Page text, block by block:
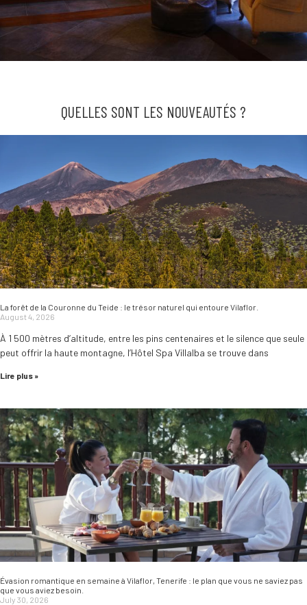
QUELLES SONT LES NOUVEAUTÉS ?
La forêt de la Couronne du Teide : le trésor naturel qui entoure Vilaflor.
August 4, 2026
À 1 500 mètres d’altitude, entre les pins centenaires et le silence que seule
peut offrir la haute montagne, l’Hôtel Spa Villalba se trouve dans
Lire plus »
Évasion romantique en semaine à Vilaflor, Tenerife : le plan que vous ne saviez pas
que vous aviez besoin.
July 30, 2026